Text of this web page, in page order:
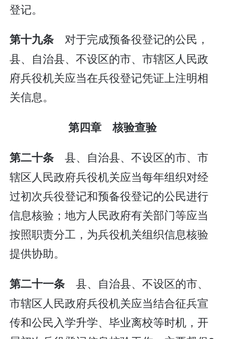
登记。
第十九条对于完成预备役登记的公民，
县、自治县、不设区的市、市辖区人民政
府兵役机关应当在兵役登记凭证上注明相
关信息。
第四章 核验查验
第二十条 县、自治县、不设区的市、市
辖区人民政府兵役机关应当每年组织对经
过初次兵役登记和预备役登记的公民进行
信息核验；地方人民政府有关部门等应当
按照职责分工，为兵役机关组织信息核验
提供协助。
第二十一条 县、自治县、不设区的市、
市辖区人民政府兵役机关应当结合征兵宣
传和公民入学升学、毕业离校等时机，开